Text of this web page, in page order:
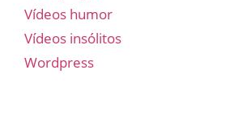
Vídeos humor
Vídeos insólitos
Wordpress